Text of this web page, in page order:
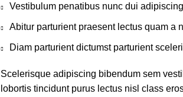
Vestibulum penatibus nunc dui
Abitur parturient praesent lectus quam a
Diam parturient dictumst parturient
Scelerisque adipiscing bibendum sem
lobortis tincidunt purus lectus nisl class